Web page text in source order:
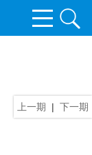
上一期 | 下一期